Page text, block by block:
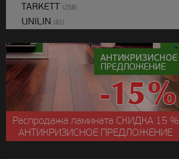
TARKETT (258)
UNILIN (81)
Распродажа ламината СКИДКА15 %
АНТИКРИЗИСНОЕ ПРЕДЛОЖЕНИЕ